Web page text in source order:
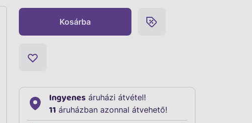
Kosárba
Ingyenes áruházi átvétel!
11 áruházban azonnal átvehető!